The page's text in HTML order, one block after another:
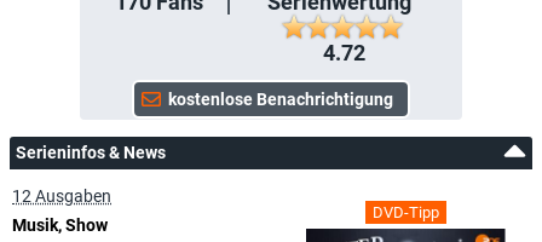
4.72
Serieninfos & News
DVD-Tipp
12 Ausgaben
Musik, Show